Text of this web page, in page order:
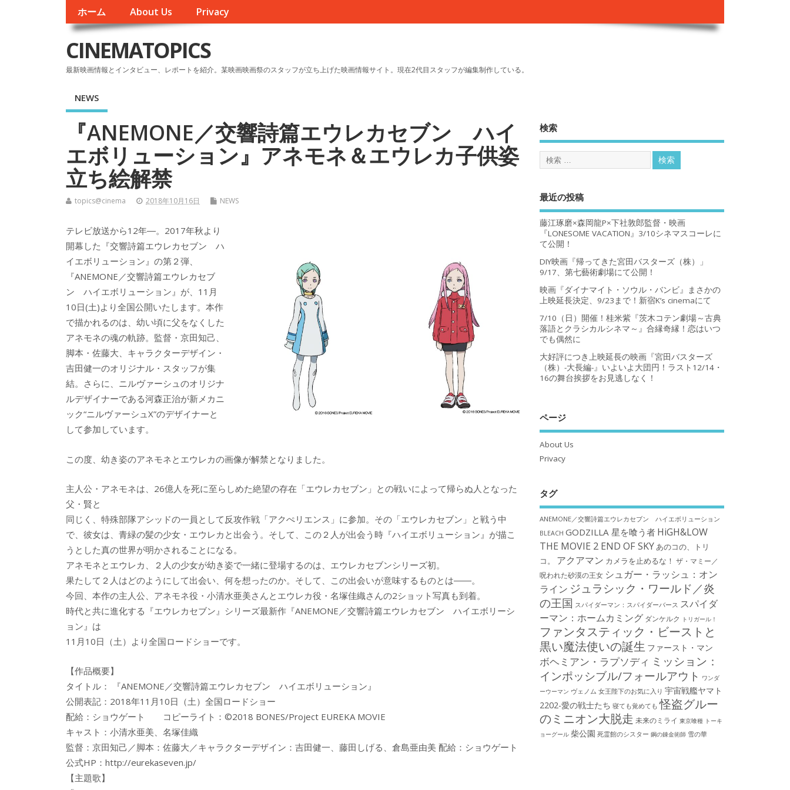
ホーム About Us Privacy
CINEMATOPICS
最新映画情報とインタビュー、レポートを紹介。某映画映画祭のスタッフが立ち上げた映画情報サイト。現在2代目スタッフが編集制作している。
NEWS
『ANEMONE／交響詩篇エウレカセブン ハイ
エボリューション』アネモネ＆エウレカ子供姿
立ち絵解禁
topics@cinema 2018年10月16日 NEWS
テレビ放送から12年―。2017年秋より
開幕した『交響詩篇エウレカセブン ハ
イエボリューション』の第２弾、
『ANEMONE／交響詩篇エウレカセブ
ン ハイエボリューション』が、11月
10日(土)より全国公開いたします。本作
で描かれるのは、幼い頃に父をなくした
アネモネの魂の軌跡。監督・京田知己、
脚本・佐藤大、キャラクターデザイン・
吉田健一のオリジナル・スタッフが集
結。さらに、ニルヴァーシュのオリジナ
ルデザイナーである河森正治が新メカニ
ック“ニルヴァーシュX”のデザイナーと
して参加しています。
この度、幼き姿のアネモネとエウレカの画像が解禁となりました。
主人公・アネモネは、26億人を死に至らしめた絶望の存在「エウレカセブン」との戦いによって帰らぬ人となった
父・賢と
同じく、特殊部隊アシッドの一員として反攻作戦「アクぺリエンス」に参加。その「エウレカセブン」と戦う中
で、彼女は、青緑の髪の少女・エウレカと出会う。そして、この２人が出会う時『ハイエボリューション』が描こ
うとした真の世界が明かされることになる。
アネモネとエウレカ、２人の少女が幼き姿で一緒に登場するのは、エウレカセブンシリーズ初。
果たして２人はどのようにして出会い、何を想ったのか。そして、この出会いが意味するものとは――。
今回、本作の主人公、アネモネ役・小清水亜美さんとエウレカ役・名塚佳織さんの2ショット写真も到着。
時代と共に進化する『エウレカセブン』シリーズ最新作『ANEMONE／交響詩篇エウレカセブン ハイエボリーシ
ョン』は
11月10日（土）より全国ロードショーです。
【作品概要】
タイトル： 『ANEMONE／交響詩篇エウレカセブン ハイエボリューション』
公開表記：2018年11月10日（土）全国ロードショー
配給：ショウゲート コピーライト：©2018 BONES/Project EUREKA MOVIE
キャスト：小清水亜美、名塚佳織
監督：京田知己／脚本：佐藤大／キャラクターデザイン：吉田健一、藤田しげる、倉島亜由美 配給：ショウゲート
公式HP：http://eurekaseven.jp/
【主題歌】
検索
最近の投稿
藤江琢磨×森岡龍P×下社敦郎監督・映画
『LONESOME VACATION』3/10シネマスコーレに
て公開！
DIY映画『帰ってきた宮田バスターズ（株）」
9/17、第七藝術劇場にて公開！
映画『ダイナマイト・ソウル・バンビ』まさかの
上映延長決定、9/23まで！新宿K’s cinemaにて
7/10（日）開催！桂米紫『茨木コテン劇場～古典
落語とクラシカルシネマ～』合縁奇縁！恋はいつ
でも偶然に
大好評につき上映延長の映画『宮田バスターズ
（株）-大長編-』いよいよ大団円！ラスト12/14・
16の舞台挨拶をお見逃しなく！
ページ
About Us
Privacy
タグ
ANEMONE／交響詩篇エウレカセブン ハイエボリューション
BLEACH GODZILLA 星を喰う者 HiGH&LOW
THE MOVIE 2 END OF SKY あのコの、トリ
コ。
アクアマン カメラを止めるな！ ザ・マミー／
呪われた砂漠の王女 シュガー・ラッシュ：オン
ライン ジュラシック・ワールド／炎
の王国 スパイダーマン：スパイダーバース スパイダ
ーマン：ホームカミング ダンケルク トリガール！
ファンタスティック・ビーストと
黒い魔法使いの誕生 ファースト・マン
ボヘミアン・ラプソディ ミッション：
インポッシブル/フォールアウト ワンダ
ーウーマン ヴェノム 女王陛下のお気に入り 宇宙戦艦ヤマト
2202-愛の戦士たち 寝ても覚めても 怪盗グルー
のミニオン大脱走 未来のミライ 東京喰種 トーキ
ョーグール 柴公園 死霊館のシスター 鋼の錬金術師 雪の華